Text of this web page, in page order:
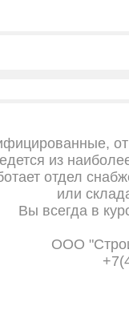
из
отдел
или
Вы всегда в
ООО